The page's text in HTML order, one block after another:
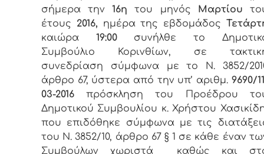
σήμερα την16η του μηνός Μαρτίου
έτους 2016, ημέρα της εβδομάδος
καιώρα 19:00συνήλθε το
Συμβούλιο Κορινθίων, σε
συνεδρίαση σύμφωνα με το Ν. 3852/
άρθρο 67, ύστερα από την υπ’ αριθμ. 9690/
03-2016 πρόσκληση του Προέδρου
Δημοτικού Συμβουλίου κ. Χρήστου
που επιδόθηκε σύμφωνα με τις
του Ν. 3852/10, άρθρο 67 § 1 σε κάθε έναν
Συμβούλων χωριστά καθώς και